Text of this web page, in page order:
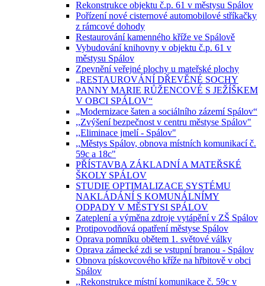
Rekonstrukce objektu č.p. 61 v městysu Spálov
Pořízení nové cisternové automobilové stříkačky
z rámcové dohody
Restaurování kamenného kříže ve Spálově
Vybudování knihovny v objektu č.p. 61 v
městysu Spálov
Zpevnění veřejné plochy u mateřské plochy
„RESTAUROVÁNÍ DŘEVĚNÉ SOCHY
PANNY MARIE RŮŽENCOVÉ S JEŽÍŠKEM
V OBCI SPÁLOV“
„Modernizace šaten a sociálního zázemí Spálov“
,,Zvýšení bezpečnost v centru městyse Spálov"
,,Eliminace jmelí - Spálov"
,,Městys Spálov, obnova místních komunikací č.
59c a 18c"
PŘÍSTAVBA ZÁKLADNÍ A MATEŘSKÉ
ŠKOLY SPÁLOV
STUDIE OPTIMALIZACE SYSTÉMU
NAKLÁDÁNÍ S KOMUNÁLNÍMY
ODPADY V MĚSTYSI SPÁLOV
Zateplení a výměna zdroje vytápění v ZŠ Spálov
Protipovodňová opatření městyse Spálov
Oprava pomníku obětem 1. světové války
Oprava zámecké zdi se vstupní branou - Spálov
Obnova pískovcového kříže na hřbitově v obci
Spálov
,,Rekonstrukce místní komunikace č. 59c v